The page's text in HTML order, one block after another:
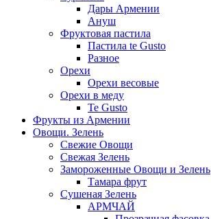
Дары Армении
Ануш
Фруктовая пастила
Пастила te Gusto
Разное
Орехи
Орехи весовые
Орехи в меду
Te Gusto
Фрукты из Армении
Овощи. Зелень
Свежие Овощи
Свежая Зелень
Замороженные Овощи и Зелень
Тамара фрут
Сушеная Зелень
АРМЧАЙ